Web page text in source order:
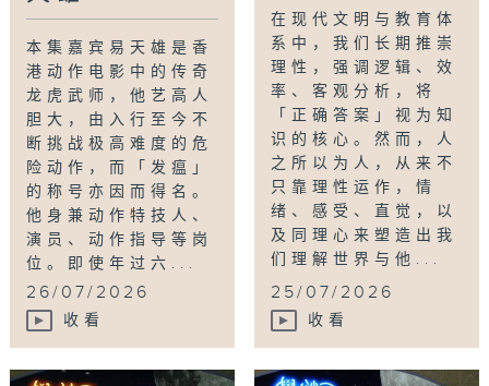
本集嘉宾易天雄是香
港动作电影中的传奇
龙虎武师，他艺高人
胆大，由入行至今不
断挑战极高难度的危
险动作，而「发瘟」
的称号亦因而得名。
他身兼动作特技人、
演员、动作指导等岗
位。即使年过六...
26/07/2026
收看
在现代文明与教育体
系中，我们长期推崇
理性，强调逻辑、效
率、客观分析，将
「正确答案」视为知
识的核心。然而，人
之所以为人，从来不
只靠理性运作，情
绪、感受、直觉，以
及同理心来塑造出我
们理解世界与他...
25/07/2026
收看